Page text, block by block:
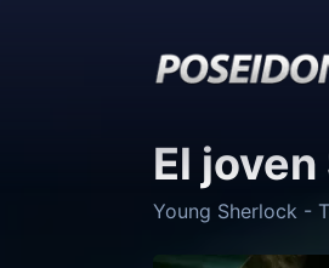
El
Young Sherlock -